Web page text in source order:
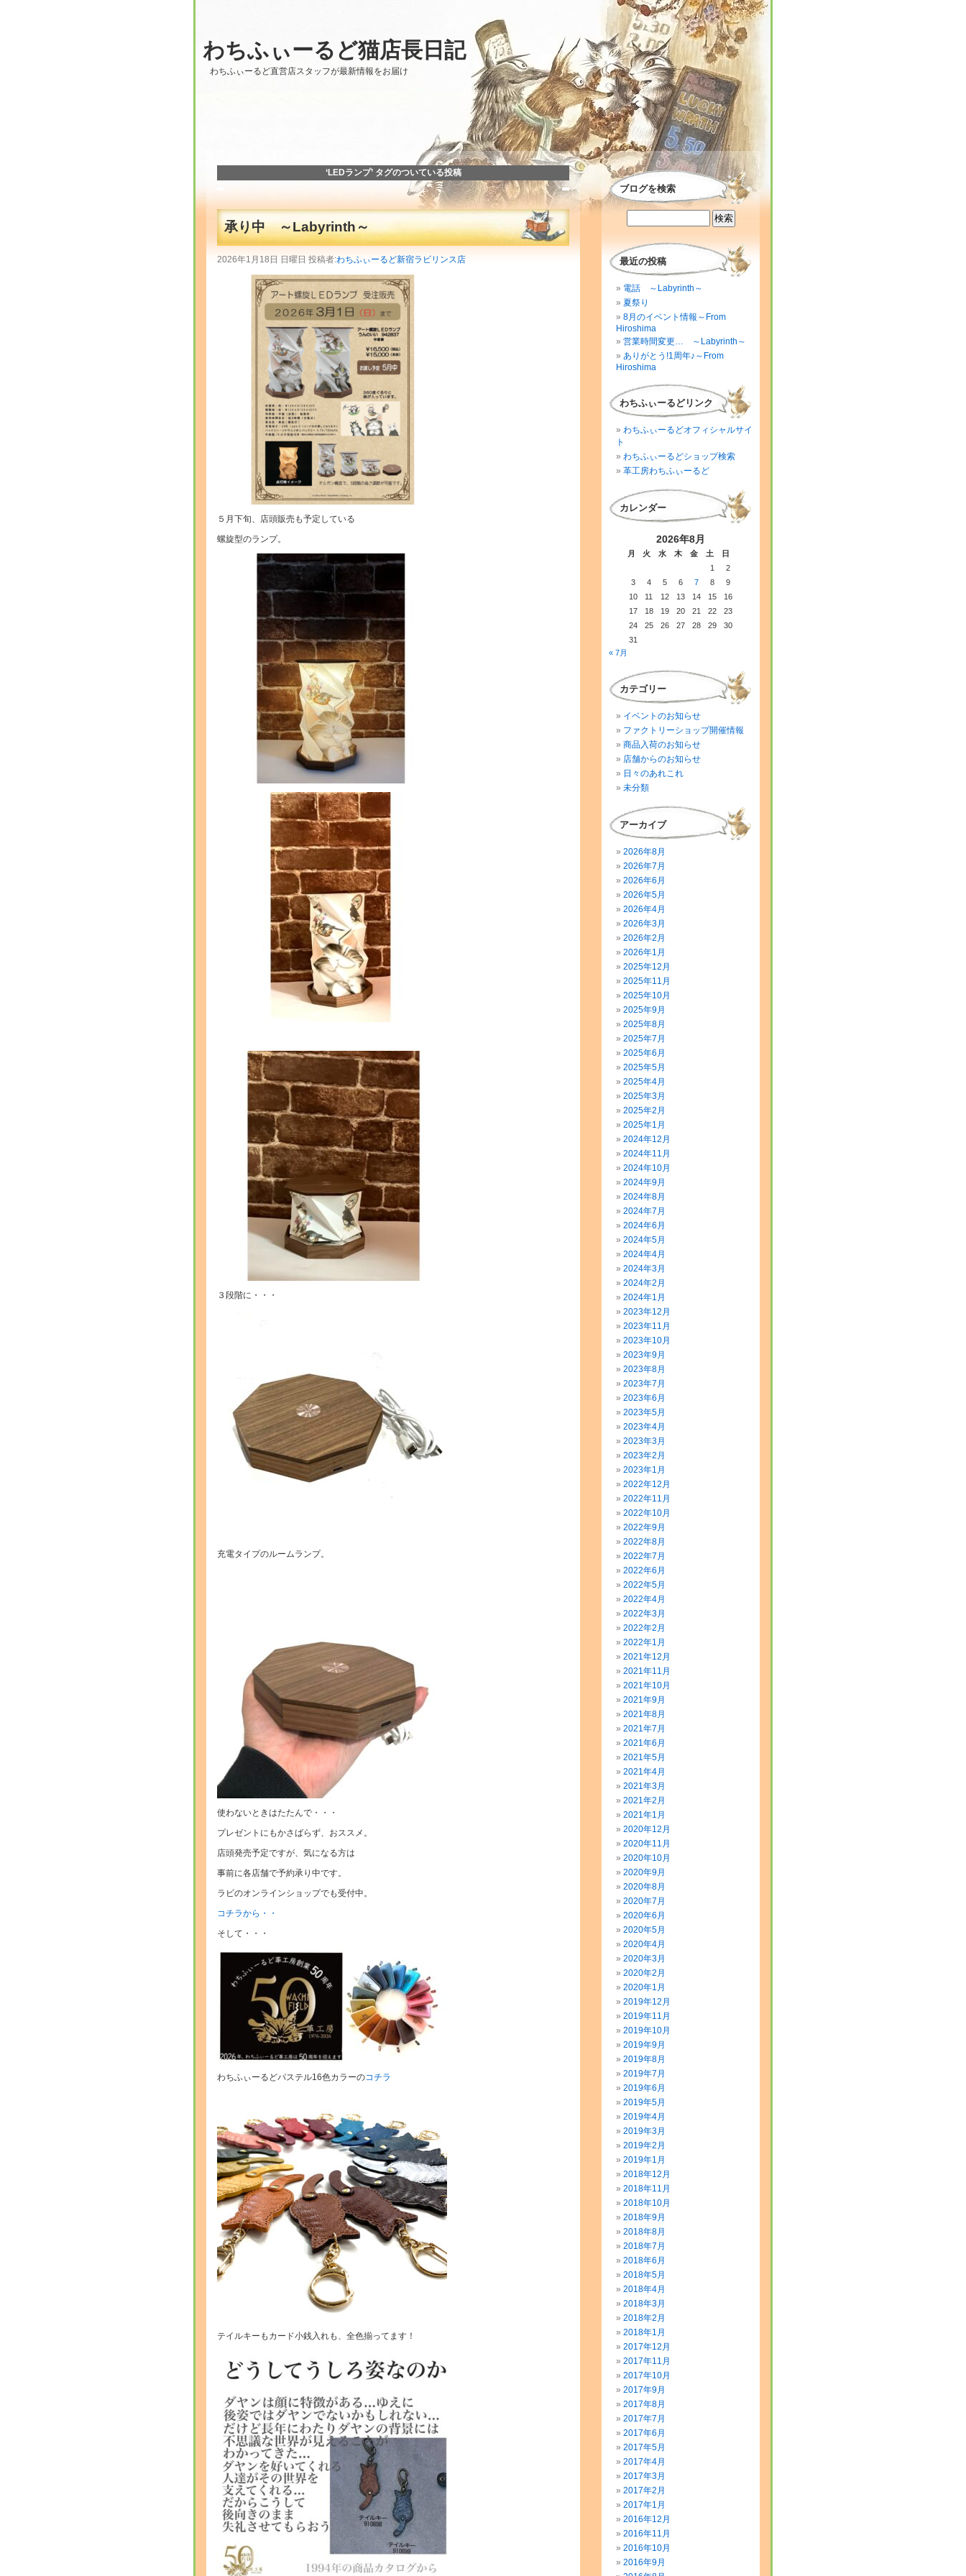
わちふぃーるど猫店長日記
わちふぃーるど直営店スタッフが最新情報をお届け
‘LEDランプ’ タグのついている投稿
承り中 ～Labyrinth～
2026年1月18日 日曜日 投稿者:わちふぃーるど新宿ラビリンス店
５月下旬、店頭販売も予定している
螺旋型のランプ。
３段階に・・・
充電タイプのルームランプ。
使わないときはたたんで・・・
プレゼントにもかさばらず、おススメ。
店頭発売予定ですが、気になる方は
事前に各店舗で予約承り中です。
ラビのオンラインショップでも受付中。
コチラから・・
そして・・・
わちふぃーるどパステル16色カラーのコチラ
テイルキーもカード小銭入れも、全色揃ってます！
ブログを検索
最近の投稿
電話 ～Labyrinth～
夏祭り
8月のイベント情報～From
Hiroshima
営業時間変更… ～Labyrinth～
ありがとう!1周年♪～From
Hiroshima
わちふぃーるどリンク
わちふぃーるどオフィシャルサイ
ト
わちふぃーるどショップ検索
革工房わちふぃーるど
カレンダー
2026年8月
月 火 水 木 金 土
日
1
2
3
4 5 6 7 8
9
10
11 12 13 14 15
16
17
18 19 20 21 22
23
24
25 26 27 28 29
30
31
« 7月
カテゴリー
イベントのお知らせ
ファクトリーショップ開催情報
商品入荷のお知らせ
店舗からのお知らせ
日々のあれこれ
未分類
アーカイブ
2026年8月
2026年7月
2026年6月
2026年5月
2026年4月
2026年3月
2026年2月
2026年1月
2025年12月
2025年11月
2025年10月
2025年9月
2025年8月
2025年7月
2025年6月
2025年5月
2025年4月
2025年3月
2025年2月
2025年1月
2024年12月
2024年11月
2024年10月
2024年9月
2024年8月
2024年7月
2024年6月
2024年5月
2024年4月
2024年3月
2024年2月
2024年1月
2023年12月
2023年11月
2023年10月
2023年9月
2023年8月
2023年7月
2023年6月
2023年5月
2023年4月
2023年3月
2023年2月
2023年1月
2022年12月
2022年11月
2022年10月
2022年9月
2022年8月
2022年7月
2022年6月
2022年5月
2022年4月
2022年3月
2022年2月
2022年1月
2021年12月
2021年11月
2021年10月
2021年9月
2021年8月
2021年7月
2021年6月
2021年5月
2021年4月
2021年3月
2021年2月
2021年1月
2020年12月
2020年11月
2020年10月
2020年9月
2020年8月
2020年7月
2020年6月
2020年5月
2020年4月
2020年3月
2020年2月
2020年1月
2019年12月
2019年11月
2019年10月
2019年9月
2019年8月
2019年7月
2019年6月
2019年5月
2019年4月
2019年3月
2019年2月
2019年1月
2018年12月
2018年11月
2018年10月
2018年9月
2018年8月
2018年7月
2018年6月
2018年5月
2018年4月
2018年3月
2018年2月
2018年1月
2017年12月
2017年11月
2017年10月
2017年9月
2017年8月
2017年7月
2017年6月
2017年5月
2017年4月
2017年3月
2017年2月
2017年1月
2016年12月
2016年11月
2016年10月
2016年9月